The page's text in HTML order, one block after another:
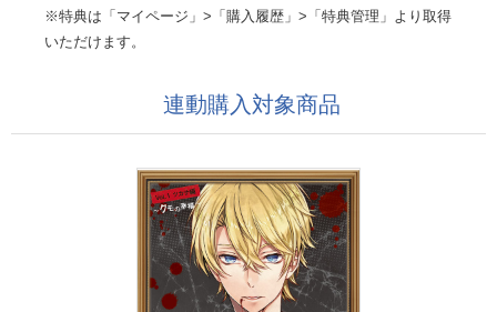
※特典は「マイページ」>「購入履歴」>「特典管理」より取得
いただけます。
連動購入対象商品